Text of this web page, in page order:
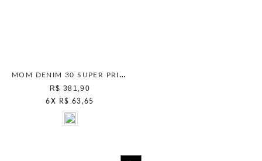
MOM DENIM 30 SUPER PRICE BLUE STONE
R$ 381,90
6 X R$ 63,65